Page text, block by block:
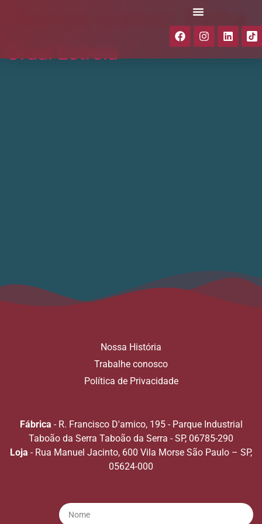
Bairros-comer:Palha
Graal Estrela
Nossa História
Trabalhe conosco
Política de Privacidade
Fábrica - R. Francisco D'amico, 195 - Parque Industrial
Taboão da Serra Taboão da Serra - SP, 06785-290
Loja - Rua Manuel Jacinto, 600 Vila Morse São Paulo – SP,
05624-000